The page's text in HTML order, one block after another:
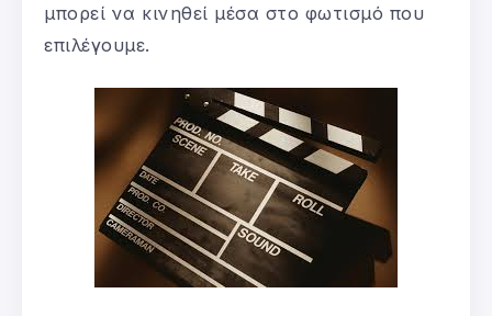
μπορεί να κινηθεί μέσα στο φωτισμό που
επιλέγουμε.